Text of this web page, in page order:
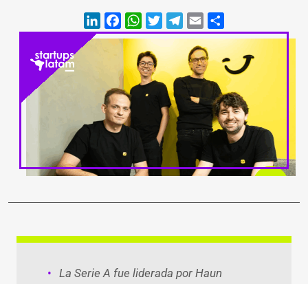
LinkedIn
Facebook
WhatsApp
Twitter
La Serie A fue liderada por Haun